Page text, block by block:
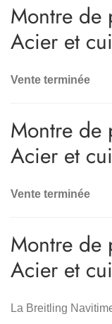
Montre
Acier et
Vente terminée
Montre
Acier et
Vente terminée
Montre
Acier et
La Breitling